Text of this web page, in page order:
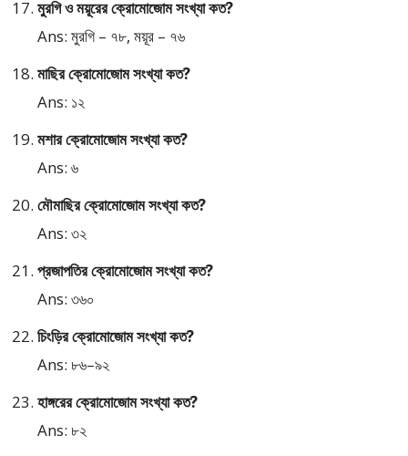
মুরগি ও ময়ূরের ক্রোমোজোম সংখ্যা কত?
Ans: মুরগি – ৭৮, ময়ূর – ৭৬
মাছির ক্রোমোজোম সংখ্যা কত?
Ans: ১২
মশার ক্রোমোজোম সংখ্যা কত?
Ans: ৬
মৌমাছির ক্রোমোজোম সংখ্যা কত?
Ans: ৩২
প্রজাপতির ক্রোমোজোম সংখ্যা কত?
Ans: ৩৬০
চিংড়ির ক্রোমোজোম সংখ্যা কত?
Ans: ৮৬–৯২
হাঙ্গরের ক্রোমোজোম সংখ্যা কত?
Ans: ৮২